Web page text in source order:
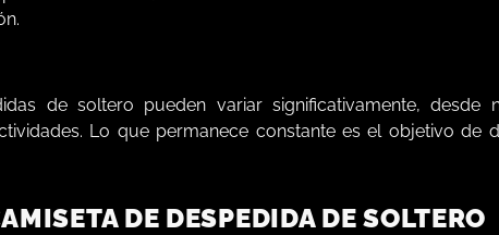
de soltero pueden variar significativamente, desde
Lo que permanece constante es el objetivo de
DE DESPEDIDA DE SOLTERO